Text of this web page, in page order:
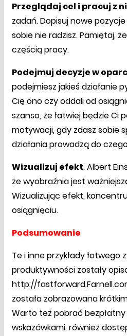
Przeglądaj cel i pracuj z
zadań. Dopisuj nowe
sobie nie radzisz. Pamiętaj,
częścią pracy.
Podejmuj decyzje w
podejmiesz jakieś działanie
Cię ono czy oddali od
szansa, że łatwiej będzie Ci
motywacji, gdy zdasz sobie
działania prowadzą do
Wizualizuj efekt. Albert
że wyobraźnia jest
Wizualizując efekt,
osiągnięciu.
Podsumowanie
Te i inne przykłady łatwego
produktywności zostały
http://
została zobrazowana
Warto też pobrać
wskazówkami, również